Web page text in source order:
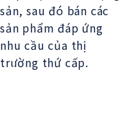
sản, sau đó bán các
sản phẩm đáp ứng
nhu cầu của thị
trường thứ cấp.